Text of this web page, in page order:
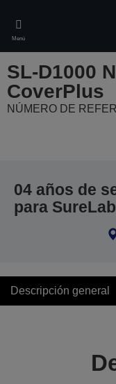
main
content
Menú
SL-D1000
CoverPlus
NÚMERO DE
04 años de
para
Descripción general